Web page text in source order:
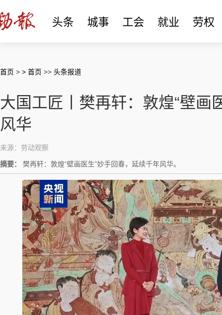
头条 城事 工会 就业 劳权
首页 > > 首页 >> 头条报道
大国工匠丨樊再轩：敦煌“壁画
风华
来源：劳动观察
摘要： 樊再轩：敦煌“壁画医生”妙手回春，延续千年风华。